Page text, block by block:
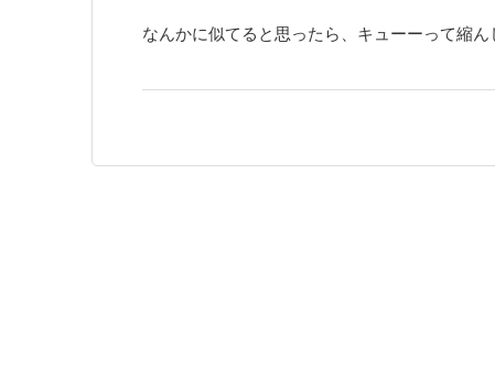
なんかに似てると思ったら、キューーって縮